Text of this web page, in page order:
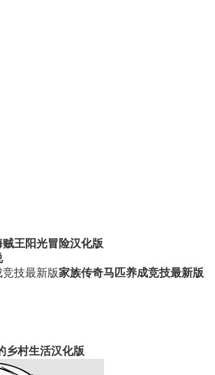
贼王阳光冒险汉化版
家族传奇马匹养成竞技最新版
乡村生活汉化版